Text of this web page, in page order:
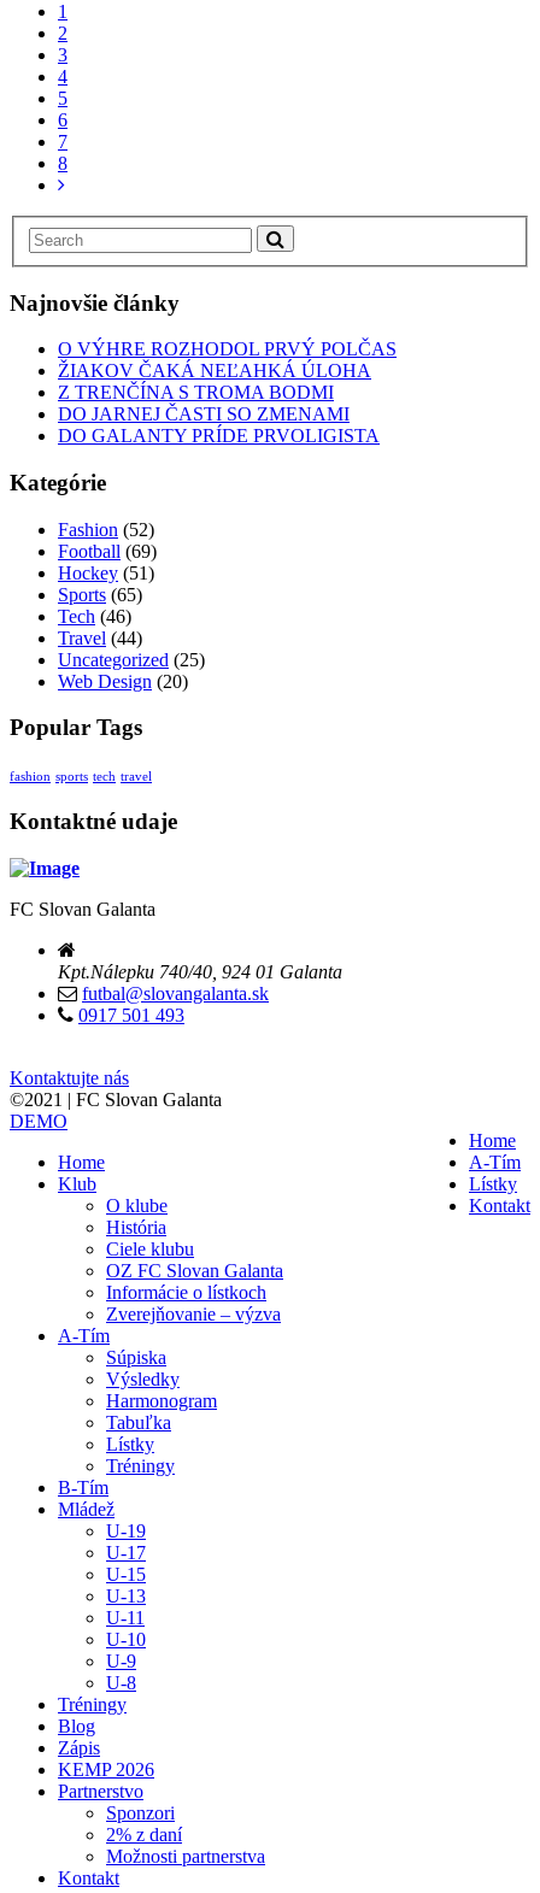
1
2
3
4
5
6
7
8
Najnovšie články
O VÝHRE ROZHODOL PRVÝ POLČAS
ŽIAKOV ČAKÁ NEĽAHKÁ ÚLOHA
Z TRENČÍNA S TROMA BODMI
DO JARNEJ ČASTI SO ZMENAMI
DO GALANTY PRÍDE PRVOLIGISTA
Kategórie
Fashion (52)
Football (69)
Hockey (51)
Sports (65)
Tech (46)
Travel (44)
Uncategorized (25)
Web Design (20)
Popular Tags
fashion sports tech travel
Kontaktné udaje
FC Slovan Galanta
Kpt.Nálepku 740/40, 924 01 Galanta
futbal@slovangalanta.sk
0917 501 493
Kontaktujte nás
©2021 | FC Slovan Galanta
Home
A-Tím
Lístky
Kontakt
DEMO
Home
Klub
O klube
História
Ciele klubu
OZ FC Slovan Galanta
Informácie o lístkoch
Zverejňovanie – výzva
A-Tím
Súpiska
Výsledky
Harmonogram
Tabuľka
Lístky
Tréningy
B-Tím
Mládež
U-19
U-17
U-15
U-13
U-11
U-10
U-9
U-8
Tréningy
Blog
Zápis
KEMP 2026
Partnerstvo
Sponzori
2% z daní
Možnosti partnerstva
Kontakt